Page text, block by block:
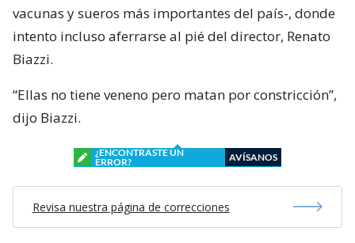
vacunas y sueros más importantes del país-, donde
intento incluso aferrarse al pié del director, Renato
Biazzi.
“Ellas no tiene veneno pero matan por constricción”,
dijo Biazzi.
¿ENCONTRASTE UN
ERROR?
AVÍSANOS
Revisa nuestra página de correcciones